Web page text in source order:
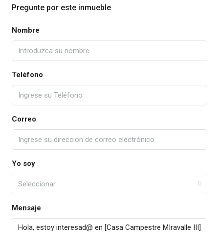
Pregunte por este inmueble
Nombre
Teléfono
Correo
Yo soy
Seleccionar
Mensaje